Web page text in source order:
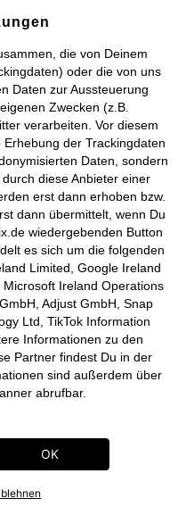
eng mit Baumwolle
(3er Pack)
CHF 21,95
die von Deinem
oder die von uns
Daten zur Aussteuerung
Zwecken (z.B.
verarbeiten. Vor diesem
der Trackingdaten
Daten, sondern
diese Anbieter einer
erst dann erhoben bzw.
dann übermittelt, wenn Du
wiedergebenden Button
es sich um die folgenden
Limited, Google Ireland
Ireland Operations
Adjust GmbH, Snap
Ltd, TikTok Information
Informationen zu den
Partner findest Du in der
sind außerdem über
abrufbar.
OK